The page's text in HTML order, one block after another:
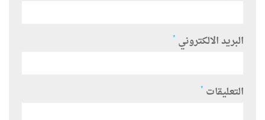
البريد الالكتروني *
التعليقات *